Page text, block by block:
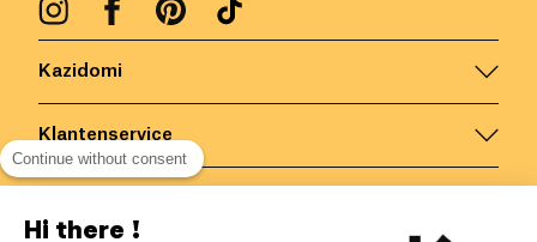
Kazidomi
Klantenservice
Continue without consent
Hi there !